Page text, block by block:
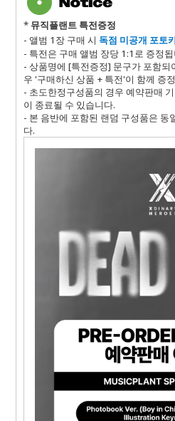
* 뮤직플랜트 특전증정
- 앨범 1장 구매 시 독점 미공개 포토
- 특전은 구매 앨범 장당 1:1로 증정
- 상품명에 [특전증정] 문구가 포함되
우 '구매하신 상품 + 특전'이 함께 증
- 초도한정구성품의 경우 예약판매
이 종료될 수 있습니다.
- 본 음반에 포함된 랜덤 구성품은 동
다.